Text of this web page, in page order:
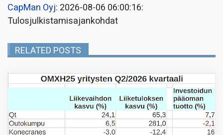
CapMan Oyj: 2026-08-06 06:00:16:
Tulosjulkistamisajankohdat
RELATED POSTS